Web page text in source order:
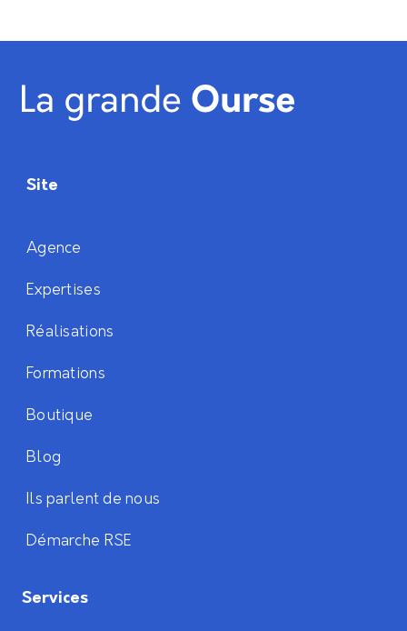
Site
Agence
Expertises
Réalisations
Formations
Boutique
Blog
Ils parlent de nous
Démarche RSE
Services